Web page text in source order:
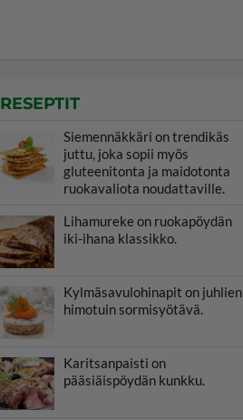
RESEPTIT
Siemennäkkäri on trendikäs
juttu, joka sopii myös
gluteenitonta ja maidotonta
ruokavaliota noudattaville.
Lihamureke on ruokapöydän
iki-ihana klassikko.
Kylmäsavulohinapit on juhlien
himotuin sormisyötävä.
Karitsanpaisti on
pääsiäispöydän kunkku.